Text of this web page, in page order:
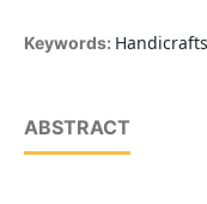
Keywords:
ABSTRACT